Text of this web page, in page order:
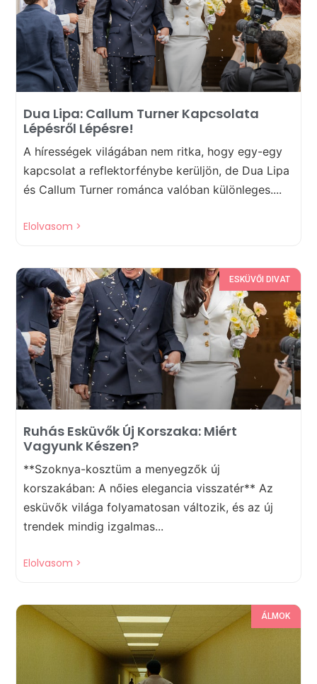
Dua Lipa: Callum Turner Kapcsolata
Lépésről Lépésre!
A hírességek világában nem ritka, hogy egy-egy
kapcsolat a reflektorfénybe kerüljön, de Dua Lipa
és Callum Turner románca valóban különleges....
Elolvasom >
ESKÜVŐI DIVAT
Ruhás Esküvők Új Korszaka: Miért
Vagyunk Készen?
**Szoknya-kosztüm a menyegzők új
korszakában: A nőies elegancia visszatér** Az
esküvők világa folyamatosan változik, és az új
trendek mindig izgalmas...
Elolvasom >
ÁLMOK